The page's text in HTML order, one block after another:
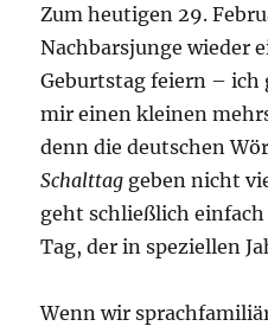
Zum heutigen 29.
Nachbarsjunge wieder
Geburtstag feiern – ich
mir einen kleinen
denn die deutschen
Schalttag geben nicht
geht schließlich
Tag, der in speziellen
Wenn wir